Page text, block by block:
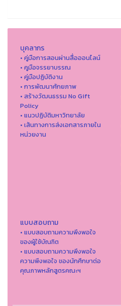
บุคลากร
• คู่มือการสอนผ่านสื่อออนไลน์
• คูมือจรรยาบรรณ
• คู่มือปฏิบัติงาน
• การพัฒนาศักยภาพ
• สร้างวัฒนธรรม No Gift
Policy
• แนวปฏิบัติมหาวิทยาลัย
• เส้นทางการส่งเอกสารภายใน
หน่วยงาน
แบบสอบถาม
• แบบสอบถามความพึงพอใจ
ของผู้ใช้บัณฑิต
• แบบสอบถามความพึงพอใจ
ความพึงพอใจ ของนักศึกษาต่อ
คุณภาพหลักสูตรคณะฯ